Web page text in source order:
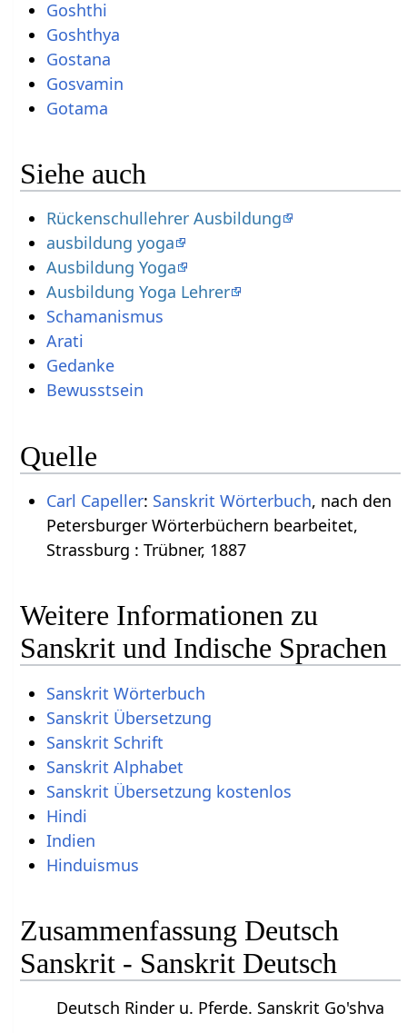
Goshthi
Goshthya
Gostana
Gosvamin
Gotama
Siehe auch
Rückenschullehrer Ausbildung
ausbildung yoga
Ausbildung Yoga
Ausbildung Yoga Lehrer
Schamanismus
Arati
Gedanke
Bewusstsein
Quelle
Carl Capeller: Sanskrit Wörterbuch, nach den
Petersburger Wörterbüchern bearbeitet,
Strassburg : Trübner, 1887
Weitere Informationen zu
Sanskrit und Indische Sprachen
Sanskrit Wörterbuch
Sanskrit Übersetzung
Sanskrit Schrift
Sanskrit Alphabet
Sanskrit Übersetzung kostenlos
Hindi
Indien
Hinduismus
Zusammenfassung Deutsch
Sanskrit - Sanskrit Deutsch
Deutsch Rinder u. Pferde. Sanskrit Go'shva